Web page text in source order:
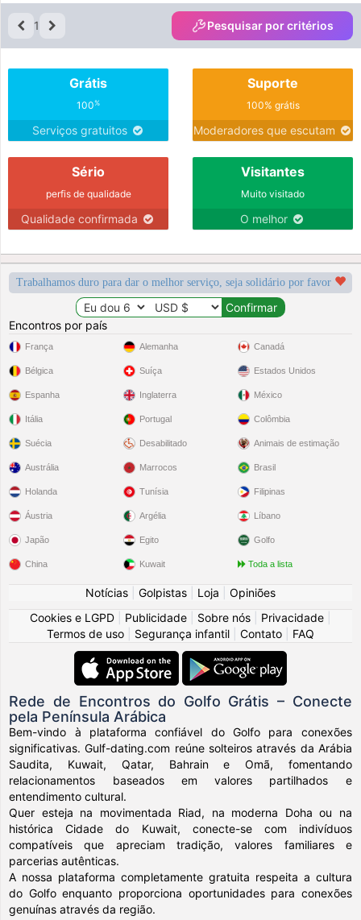
1 Pesquisar por critérios
Grátis
100%
Serviços gratuitos
Suporte
100% grátis
Moderadores que escutam
Sério
perfis de qualidade
Qualidade confirmada
Visitantes
Muito visitado
O melhor
Trabalhamos duro para dar o melhor serviço, seja solidário por favor
Encontros por país
França
Bélgica
Espanha
Itália
Suécia
Alemanha
Suíça
Inglaterra
Portugal
Desabilitado
Canadá
Estados Unidos
México
Colômbia
Animais de estimação
Austrália
Holanda
Áustria
Japão
China
Marrocos
Tunísia
Argélia
Egito
Kuwait
Brasil
Filipinas
Líbano
Golfo
Toda a lista
Notícias Golpistas Loja
Opiniões
Cookies e LGPD
Publicidade Sobre nós Privacidade
Termos de uso
Segurança infantil Contato FAQ
Rede de Encontros do Golfo Grátis – Conecte
pela Península Arábica
Bem-vindo à plataforma confiável do Golfo para conexões
significativas. Gulf-dating.com reúne solteiros através da Arábia
Saudita, Kuwait, Qatar, Bahrain e Omã, fomentando
relacionamentos baseados em valores partilhados e
entendimento cultural.
Quer esteja na movimentada Riad, na moderna Doha ou na
histórica Cidade do Kuwait, conecte-se com indivíduos
compatíveis que apreciam tradição, valores familiares e
parcerias autênticas.
A nossa plataforma completamente gratuita respeita a cultura
do Golfo enquanto proporciona oportunidades para conexões
genuínas através da região.